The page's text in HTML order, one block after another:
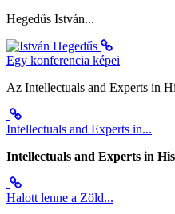
Hegedűs István...
Egy konferencia képei
Az Intellectuals and Experts in
Intellectuals and Experts in...
Intellectuals and Experts in
Halott lenne a Zöld...